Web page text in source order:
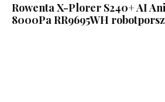
Rowenta X-Plorer S240+ AI
8000Pa RR9695WH